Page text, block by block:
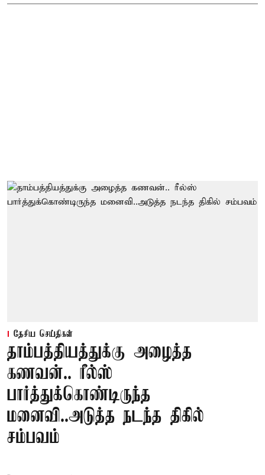
தேசிய செய்திகள்
தாம்பத்தியத்துக்கு அழைத்த
கணவன்.. ரீல்ஸ்
பார்த்துக்கொண்டிருந்த
மனைவி..அடுத்த நடந்த திகில்
சம்பவம்